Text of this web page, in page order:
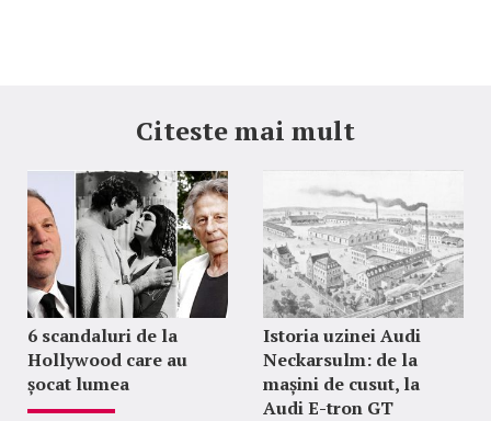
Citeste mai mult
6 scandaluri de la
Hollywood care au
șocat lumea
Istoria uzinei Audi
Neckarsulm: de la
mașini de cusut, la
Audi E-tron GT